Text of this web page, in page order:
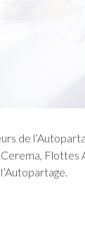
de
Flottes